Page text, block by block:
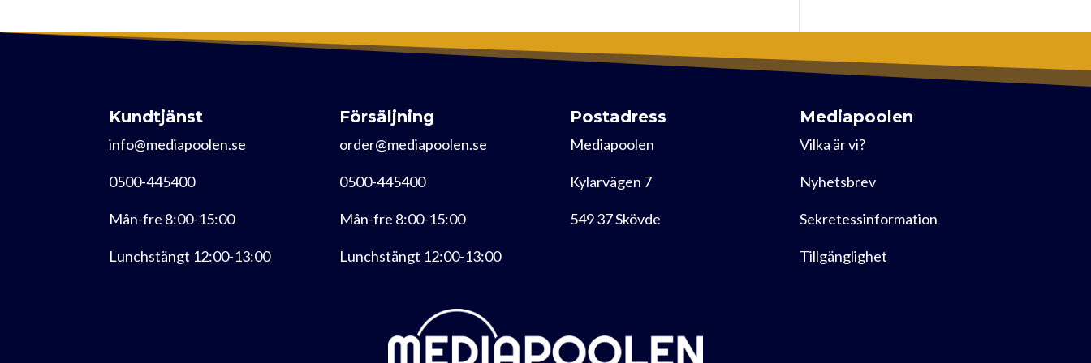
Kundtjänst
info@mediapoolen.se
0500-445400
Mån-fre 8:00-15:00
Lunchstängt 12:00-13:00
Försäljning
order@mediapoolen.se
0500-445400
Mån-fre 8:00-15:00
Lunchstängt 12:00-13:00
Postadress
Mediapoolen
Kylarvägen 7
549 37 Skövde
Mediapoolen
Vilka är vi?
Nyhetsbrev
Sekretessinformation
Tillgänglighet